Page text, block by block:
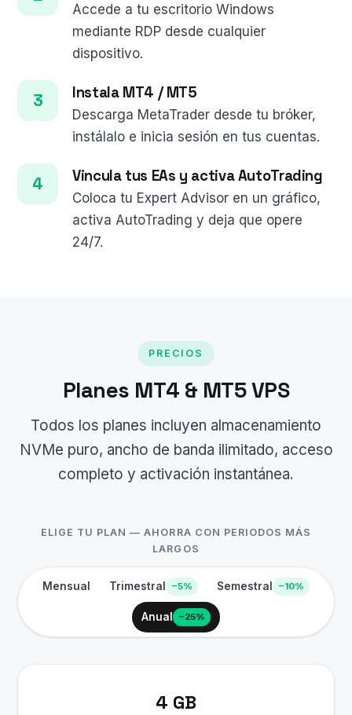
Accede a tu escritorio Windows
mediante RDP desde cualquier
dispositivo.
Instala MT4 / MT5
Descarga MetaTrader desde tu bróker,
instálalo e inicia sesión en tus cuentas.
Vincula tus EAs y activa AutoTrading
Coloca tu Expert Advisor en un gráfico,
activa AutoTrading y deja que opere
24/7.
PRECIOS
Planes MT4 & MT5 VPS
Todos los planes incluyen almacenamiento
NVMe puro, ancho de banda ilimitado, acceso
completo y activación instantánea.
ELIGE TU PLAN — AHORRA CON PERIODOS MÁS
LARGOS
Mensual Trimestral −5% Semestral −10%
Anual −25%
4 GB